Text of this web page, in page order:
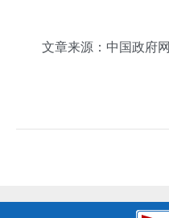
文章来源：中国政府网